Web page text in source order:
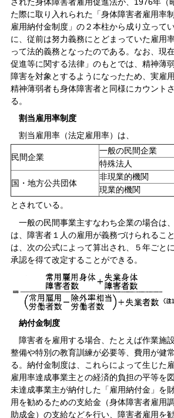
た際に取り入れられた「身体障害者雇用率
雇用納付金制度」の２本柱から成り立って
に、従前は努力義務にとどまっていた雇用
って法的義務となったのである。なお、現
促進等に関する法律」のもとでは、精神薄
障害を対象とするようになったため、実雇
精神薄弱者も身体障害者と同様にカウント
る。
割当雇用率制度
割当雇用率（法定雇用率）は、
民間企業
一般の民間企業
特殊法人
国・地方公共団体
非現業的機関
現業的機関
とされている。
一般の民間事業主すなわち企業の場合は
は、障害者１人の雇用が義務づけられるこ
は、次の公式によって算出され、５年ごと
承認を得て改定することができる。
納付金制度
障害者を雇用する場合、たとえば作業施
整備や特別の教育訓練が必要等、費用が健
る。納付金制度は、これらによって生じた
雇用率達成事業主との経済的負担の平等を
未達成事業主が納付した「雇用納付金」を
用を勧めるための支給金（身体障害者雇用
助成金）の支給などを行い、障害者雇用を